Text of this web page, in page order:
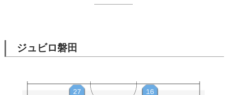
ジュビロ磐田